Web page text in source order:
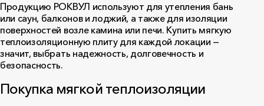
Продукцию РОКВУЛ используют для утепления бань
или саун, балконов и лоджий, а также для изоляции
поверхностей возле камина или печи. Купить мягкую
теплоизоляционную плитудля каждой локации —
значит, выбрать надежность, долговечность и
безопасность.
Покупка мягкой теплоизоляции